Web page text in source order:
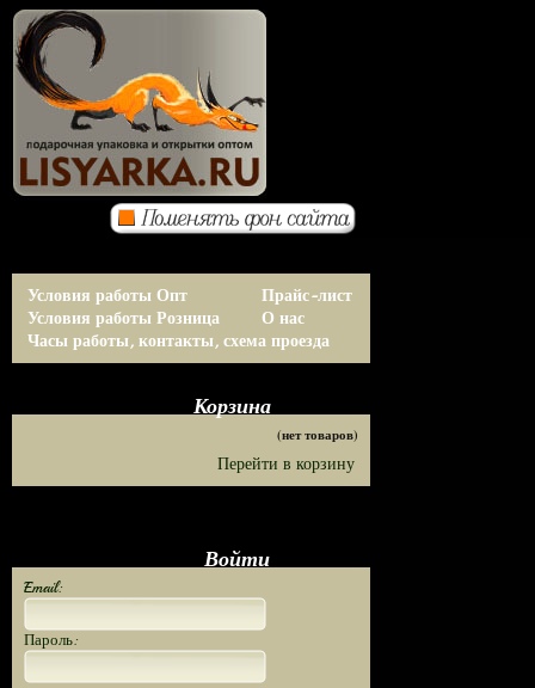
Условия работы Опт
Условия работы Розница
Прайс-лист
О нас
Часы работы, контакты, схема проезда
Корзина
(нет товаров)
Перейти в корзину
Войти
Email:
Пароль: